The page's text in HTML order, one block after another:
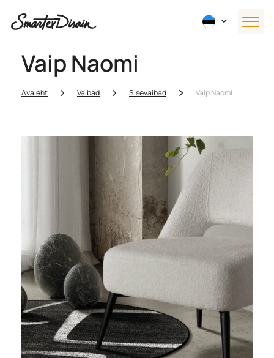
Vaip Naomi
Avaleht Vaibad Sisevaibad Vaip Naomi